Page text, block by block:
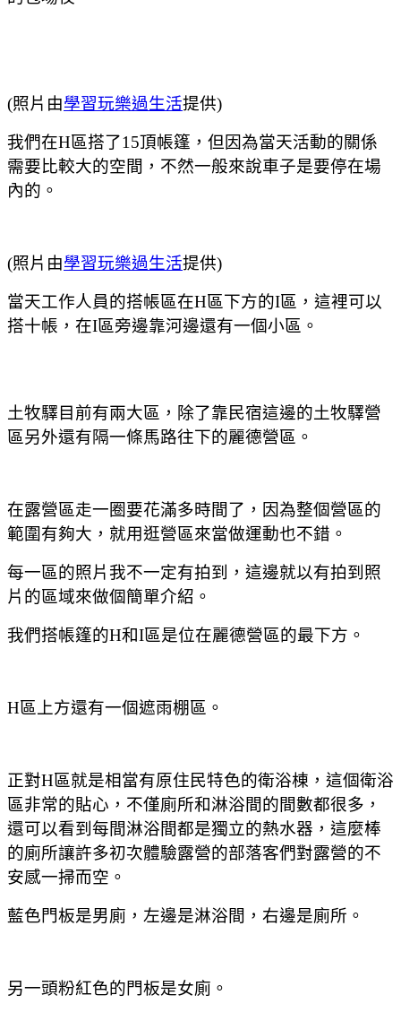
(照片由學習玩樂過生活提供)
我們在H區搭了15頂帳篷 ，但因為當天活動的關係
需要比較大的空間 ，不然一般來說車子是要停在場
內的。
(照片由學習玩樂過生活提供)
當天工作人員的搭帳區在H區下方的I區 ，這裡可以
搭十帳 ，在I區旁邊靠河邊還有一個小區。
土牧驛目前有兩大區 ， 除了靠民宿這邊的土牧驛營
區另外還有隔一條馬路往下的麗德營區。
在露營區走一圈要花滿多時間了 ，因為整個營區的
範圍有夠大 ，就用逛營區來當做運動也不錯。
每一區的照片我不一定有拍到 ，這邊就以有拍到照
片的區域來做個簡單介紹。
我們搭帳篷的H和I區是位在麗德營區的最下方。
H區上方還有一個遮雨棚區。
正對H區就是相當有原住民特色的衛浴棟 ，這個衛浴
區非常的貼心 ，不僅廁所和淋浴間的間數都很多 ，
還可以看到每間淋浴間都是獨立的熱水器 ，這麼棒
的廁所讓許多初次體驗露營的部落客們對露營的不
安感一掃而空。
藍色門板是男廁 ，左邊是淋浴間 ，右邊是廁所 。
另一頭粉紅色的門板是女廁。